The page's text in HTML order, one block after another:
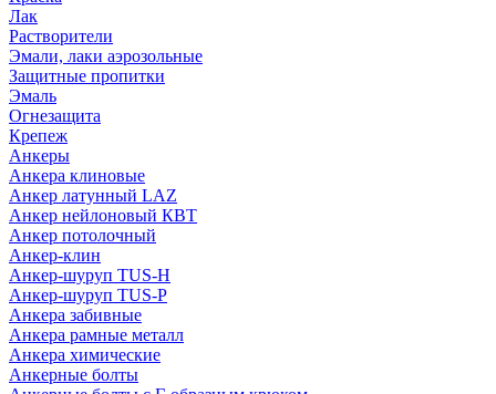
Лак
Растворители
Эмали, лаки аэрозольные
Защитные пропитки
Эмаль
Огнезащита
Крепеж
Анкеры
Анкера клиновые
Анкер латунный LAZ
Анкер нейлоновый КВТ
Анкер потолочный
Анкер-клин
Анкер-шуруп TUS-H
Анкер-шуруп TUS-P
Анкера забивные
Анкера рамные металл
Анкера химические
Анкерные болты